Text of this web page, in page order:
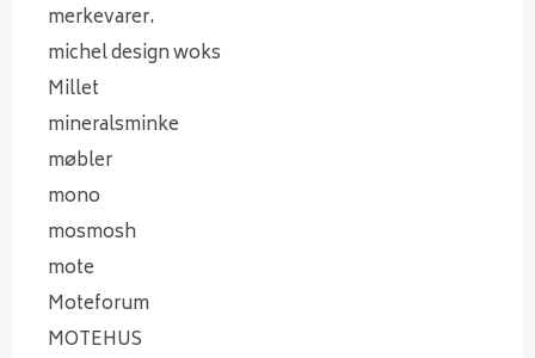
merkevarer.
michel design woks
Millet
mineralsminke
møbler
mono
mosmosh
mote
Moteforum
MOTEHUS